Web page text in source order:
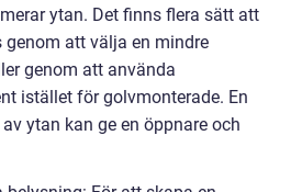
ytan. Det finns flera sätt att
genom att välja en mindre
genom att använda
istället för golvmonterade. En
ytan kan ge en öppnare och